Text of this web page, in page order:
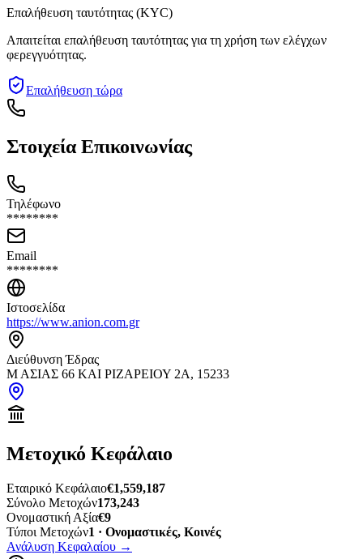
Επαλήθευση ταυτότητας (KYC)
Απαιτείται επαλήθευση ταυτότητας για τη χρήση των ελέγχων
φερεγγυότητας.
Επαλήθευση τώρα
Στοιχεία Επικοινωνίας
Τηλέφωνο
********
Email
********
Ιστοσελίδα
https://www.anion.com.gr
Διεύθυνση Έδρας
Μ ΑΣΙΑΣ 66 ΚΑΙ ΡΙΖΑΡΕΙΟΥ 2Α, 15233
Μετοχικό Κεφάλαιο
Εταιρικό Κεφάλαιο€1,559,187
Σύνολο Μετοχών173,243
Ονομαστική Αξία€9
Τύποι Μετοχών1 · Ονομαστικές, Κοινές
Ανάλυση Κεφαλαίου →